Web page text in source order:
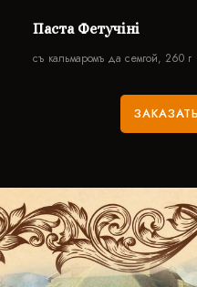
Паста Фетучiнi
съ кальмаромъ да семгой, 260 г